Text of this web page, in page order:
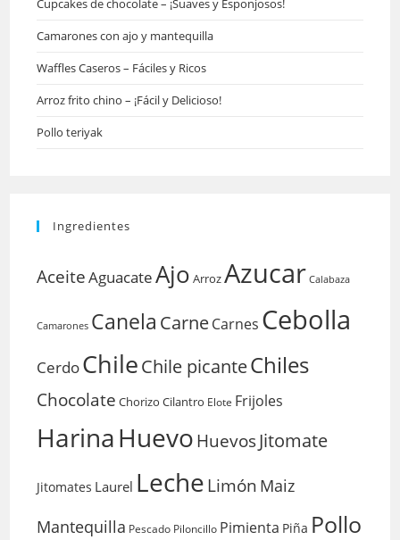
Cupcakes de chocolate – ¡Suaves y Esponjosos!
Camarones con ajo y mantequilla
Waffles Caseros – Fáciles y Ricos
Arroz frito chino – ¡Fácil y Delicioso!
Pollo teriyak
Ingredientes
AceiteAguacateAjo ArrozAzucar Calabaza
Camarones Canela CarneCarnes Cebolla
CerdoChileChile picanteChiles
Chocolate Chorizo Cilantro Elote Frijoles
HarinaHuevoHuevosJitomate
Jitomates Laurel LecheLimón Maiz
Mantequilla Pescado Piloncillo Pimienta Piña Pollo